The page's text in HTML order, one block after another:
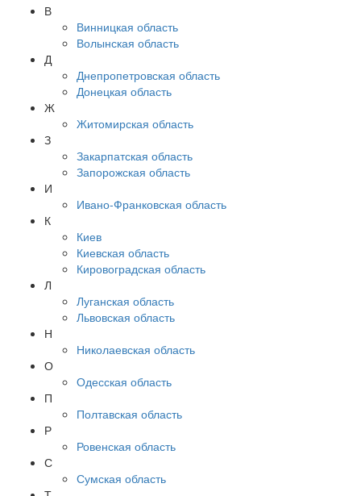
В
Винницкая область
Волынская область
Д
Днепропетровская область
Донецкая область
Ж
Житомирская область
З
Закарпатская область
Запорожская область
И
Ивано-Франковская область
К
Киев
Киевская область
Кировоградская область
Л
Луганская область
Львовская область
Н
Николаевская область
О
Одесская область
П
Полтавская область
Р
Ровенская область
С
Сумская область